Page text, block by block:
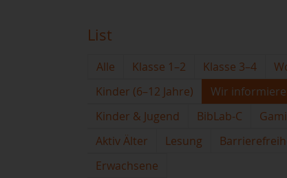
List
Alle Klasse 1–2 Klasse 3–4
Kinder (6–12 Jahre)
Wir
Kinder & Jugend
BibLab-C
Aktiv Älter
Lesung
Erwachsene